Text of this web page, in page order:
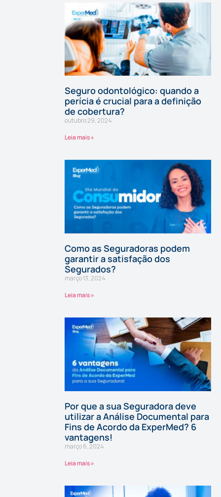
Seguro odontológico: quando a
perícia é crucial para a definição
de cobertura?
outubro 29, 2024
Leia mais »
Como as Seguradoras podem
garantir a satisfação dos
Segurados?
março 13, 2024
Leia mais »
Por que a sua Seguradora deve
utilizar a Análise Documental para
Fins de Acordo da ExperMed? 6
vantagens!
março 6, 2024
Leia mais »